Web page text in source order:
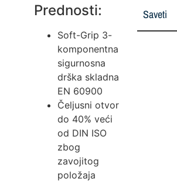
Prednosti:
Soft-Grip 3-
komponentna
sigurnosna
drška skladna
EN 60900
Čeljusni otvor
do 40% veći
od DIN ISO
zbog
zavojitog
položaja
Saveti